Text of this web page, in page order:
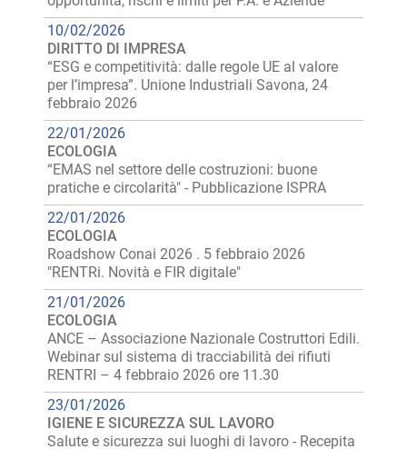
10/02/2026
DIRITTO DI IMPRESA
“ESG e competitività: dalle regole UE al valore
per l’impresa”. Unione Industriali Savona, 24
febbraio 2026
22/01/2026
ECOLOGIA
“EMAS nel settore delle costruzioni: buone
pratiche e circolarità" - Pubblicazione ISPRA
22/01/2026
ECOLOGIA
Roadshow Conai 2026 . 5 febbraio 2026
"RENTRi. Novità e FIR digitale"
21/01/2026
ECOLOGIA
ANCE – Associazione Nazionale Costruttori Edili.
Webinar sul sistema di tracciabilità dei rifiuti
RENTRI – 4 febbraio 2026 ore 11.30
23/01/2026
IGIENE E SICUREZZA SUL LAVORO
Salute e sicurezza sui luoghi di lavoro - Recepita